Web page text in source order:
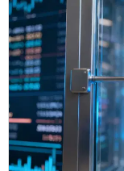
Amazon
ITM Power